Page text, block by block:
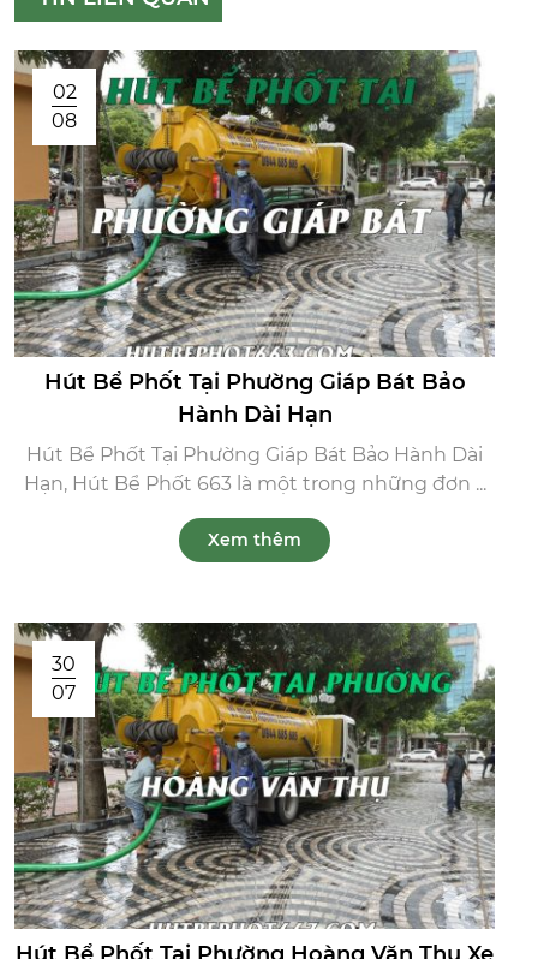
02
08
Hút Bể Phốt Tại Phường Giáp Bát Bảo
Hành Dài Hạn
Hút Bể Phốt Tại Phường Giáp Bát Bảo Hành Dài
Hạn, Hút Bể Phốt 663 là một trong những đơn ...
Xem thêm
30
07
Hút Bể Phốt Tại Phường Hoàng Văn Thụ Xe